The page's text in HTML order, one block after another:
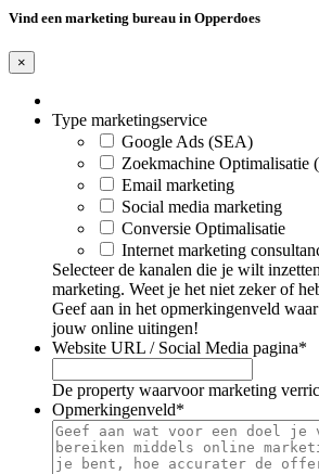
Vind een marketing bureau in Opperdoes
×
Type marketingservice
Google Ads (SEA)
Zoekmachine Optimalisatie
Email marketing
Social media marketing
Conversie Optimalisatie
Internet marketing
Selecteer de kanalen die je wilt
marketing. Weet je het niet zeker of
Geef aan in het opmerkingenveld
jouw online uitingen!
Website URL / Social Media pagina*
De property waarvoor marketing
Opmerkingenveld*